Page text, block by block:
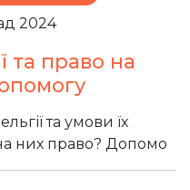
2024
та право на
та умови їх
них право? Допомо